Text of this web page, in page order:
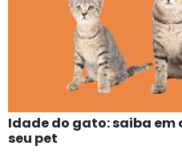
Idade do gato: saiba em
seu pet